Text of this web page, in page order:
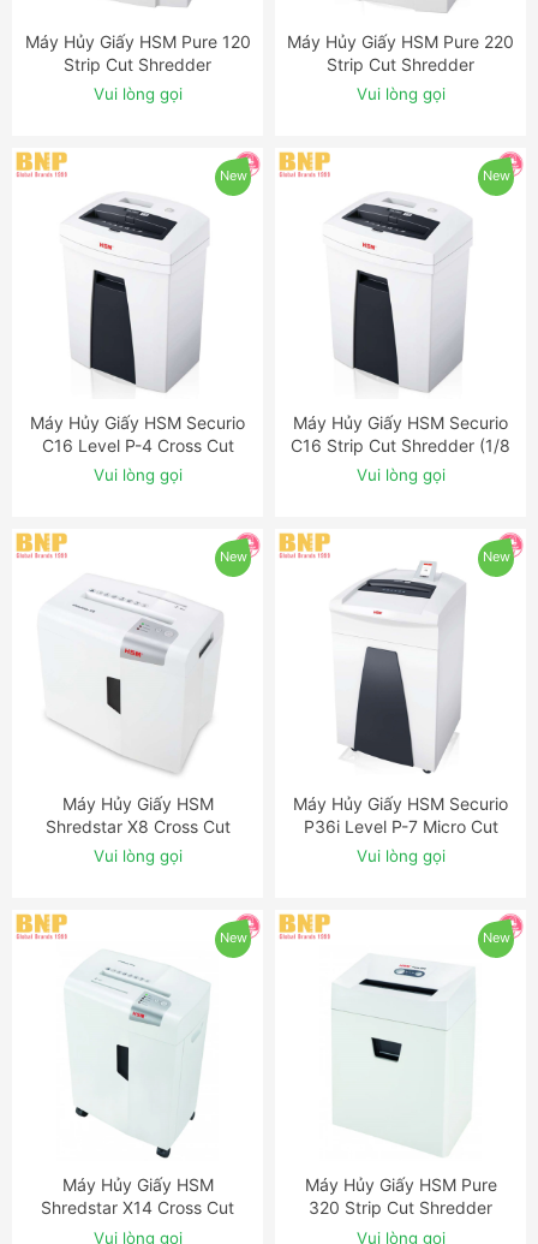
ĐẶT NGAY
Máy Hủy Giấy HSM Pure 120
Strip Cut Shredder
Vui lòng gọi
ĐẶT NGAY
Máy Hủy Giấy HSM Pure 220
Strip Cut Shredder
Vui lòng gọi
New
ĐẶT NGAY
Máy Hủy Giấy HSM Securio
C16 Level P-4 Cross Cut
Shredder
Vui lòng gọi
New
ĐẶT NGAY
Máy Hủy Giấy HSM Securio
C16 Strip Cut Shredder (1/8
inch)
Vui lòng gọi
New
ĐẶT NGAY
Máy Hủy Giấy HSM
Shredstar X8 Cross Cut
Shredder
Vui lòng gọi
New
ĐẶT NGAY
Máy Hủy Giấy HSM Securio
P36i Level P-7 Micro Cut
Shredder with OMDD Slot
Vui lòng gọi
New
ĐẶT NGAY
Máy Hủy Giấy HSM
Shredstar X14 Cross Cut
Shredder
Vui lòng gọi
New
ĐẶT NGAY
Máy Hủy Giấy HSM Pure
320 Strip Cut Shredder
Vui lòng gọi